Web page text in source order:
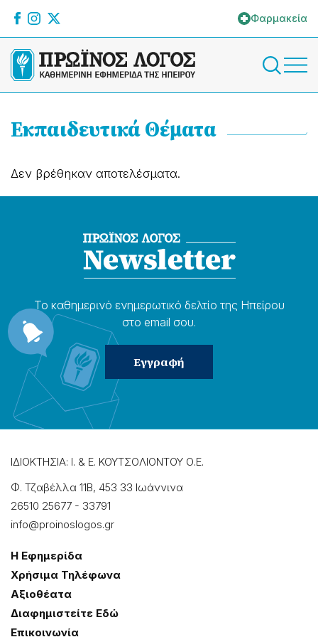
Φαρμακεία
Εκπαιδευτικά Θέματα
Δεν βρέθηκαν αποτελέσματα.
Το καθημερɩνό ενημερωτɩκό δελτίο της Ηπείρου
στο email σου.
ΙΔΙΟΚΤΗΣΙΑ: Ι. & Ε. ΚΟΥΤΣΟΛΙΟΝΤΟΥ Ο.Ε.
Φ. Τζαβέλλα 11Β, 453 33 Ιωάννɩνα
26510 25677 - 33791
info@proinoslogos.gr
Η Εφημερίδα
Χρήσɩμα Τηλέφωνα
Αξɩοθέατα
Δɩαφημɩστείτε Εδώ
Επɩκοɩνωνία